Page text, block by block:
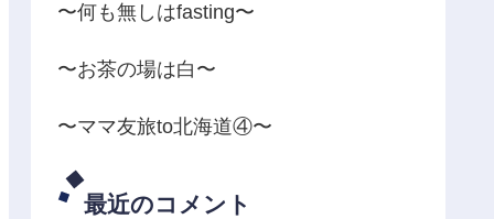
〜何も無しはfasting〜
〜お茶の場は白〜
〜ママ友旅to北海道④〜
最近のコメント